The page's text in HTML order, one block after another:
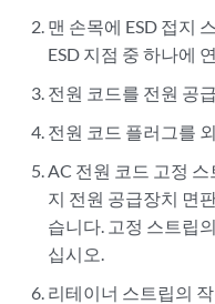
맨 손목에 ESD 접지
ESD 지점 중 하나에
전원 코드를 전원 공
전원 코드 플러그를
AC 전원 코드 고정
지 전원 공급장치 면
습니다. 고정 스트립
십시오.
리테이너 스트립의